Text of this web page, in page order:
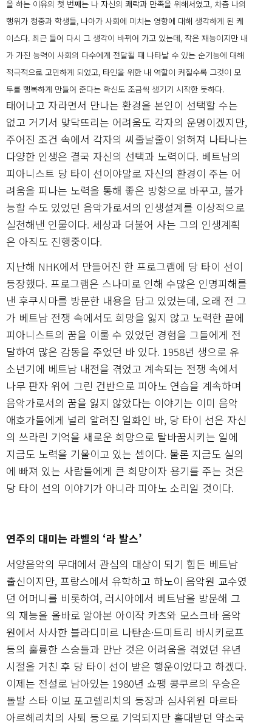
을 하는 이유의 첫 번째는 나 자신의 쾌락과 만족을 위해서였고, 차츰 나의
행위가 청중과 학생들, 나아가 사회에 미치는 영향에 대해 생각하게 된 케
이스다. 최근 들어 다시 그 생각이 바뀌어 가고 있는데, 작은 재능이지만 내
가 가진 능력이 사회의 다수에게 전달될 때 나타날 수 있는 순기능에 대해
적극적으로 고민하게 되었고, 타인을 위한 내 역할이 커질수록 그것이 모
두를 행복하게 만들어 준다는 확신도 조금씩 생기기 시작한 듯하다.
태어나고 자라면서 만나는 환경을 본인이 선택할 수는
없고 거기서 맞닥뜨리는 어려움도 각자의 운명이겠지만,
주어진 조건 속에서 각자의 씨줄날줄이 얽혀져 나타나는
다양한 인생은 결국 자신의 선택과 노력이다. 베트남의
피아니스트 당 타이 선이야말로 자신의 환경이 주는 어
려움을 피나는 노력을 통해 좋은 방향으로 바꾸고, 불가
능할 수도 있었던 음악가로서의 인생설계를 이상적으로
실천해낸 인물이다. 세상과 더불어 사는 그의 인생계획
은 아직도 진행중이다.
지난해 NHK에서 만들어진 한 프로그램에 당 타이 선이
등장했다. 프로그램은 스나미로 인해 수많은 인명피해를
낸 후쿠시마를 방문한 내용을 담고 있었는데, 오래 전 그
가 베트남 전쟁 속에서도 희망을 잃지 않고 노력한 끝에
피아니스트의 꿈을 이룰 수 있었던 경험을 그들에게 전
달하여 많은 감동을 주었던 바 있다. 1958년 생으로 유
소년기에 베트남 내전을 겪었고 계속되는 전쟁 속에서
나무 판자 위에 그린 건반으로 피아노 연습을 계속하며
음악가로서의 꿈을 잃지 않았다는 이야기는 이미 음악
애호가들에게 널리 알려진 일화인 바, 당 타이 선은 자신
의 쓰라린 기억을 새로운 희망으로 탈바꿈시키는 일에
지금도 노력을 기울이고 있는 셈이다. 물론 지금도 실의
에 빠져 있는 사람들에게 큰 희망이자 용기를 주는 것은
당 타이 선의 이야기가 아니라 피아노 소리일 것이다.
연주의 대미는 라벨의 ‘라 발스’
서양음악의 무대에서 관심의 대상이 되기 힘든 베트남
출신이지만, 프랑스에서 유학하고 하노이 음악원 교수였
던 어머니를 비롯하여, 러시아에서 베트남을 방문해 그
의 재능을 올바로 알아본 아이작 카츠와 모스크바 음악
원에서 사사한 블라디미르 나탄손·드미트리 바시키로프
등의 훌륭한 스승들과 만난 것은 어려움을 겪었던 유년
시절을 거친 후 당 타이 선이 받은 행운이었다고 하겠다.
이제는 전설로 남아있는 1980년 쇼팽 콩쿠르의 우승은
돌발 스타 이보 포고렐리치의 등장과 심사위원 마르타
아르헤리치의 사퇴 등으로 기억되지만 홀대받던 약소국